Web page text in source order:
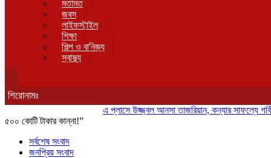
মতামত
জবস
লাইফস্টাইল
শিক্ষা
শিল্প ও বানিজ্য
স্বাস্থ্য
শিরোনামঃ
এ প্লাসে উজ্জ্বল আনসা তাজরিয়ান, কন্যার সাফল্যে গর্বিত
৫০০ কোটি টাকার কান্না!”
সর্বশেষ সংবাদ
জনপ্রিয় সংবাদ